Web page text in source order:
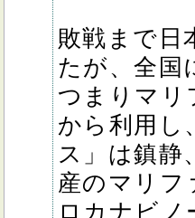
敗戦まで日
たが、全国
つまりマリ
から利用し
ス」は鎮静
産のマリフ
ロカナビ